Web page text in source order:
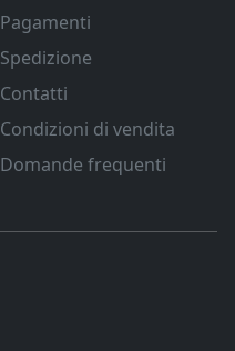
Pagamenti
Spedizione
Contatti
Condizioni di vendita
Domande frequenti